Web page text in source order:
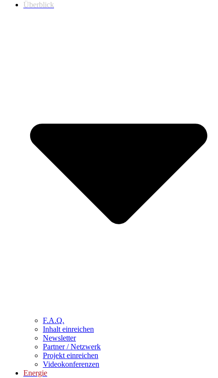
Überblick
F.A.Q.
Inhalt einreichen
Newsletter
Partner / Netzwerk
Projekt einreichen
Videokonferenzen
Energie